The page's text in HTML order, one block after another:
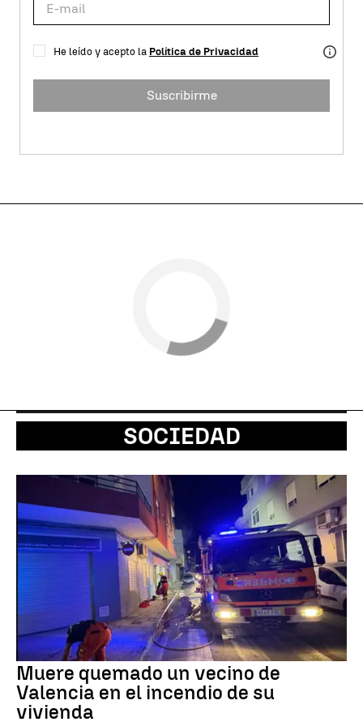
He leído y acepto la Política de Privacidad
Suscribirme
SOCIEDAD
Muere quemado un vecino de
Valencia en el incendio de su
vivienda